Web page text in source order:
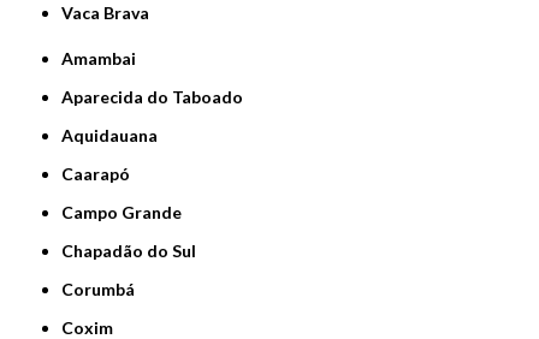
Vaca Brava
Amambai
Aparecida do Taboado
Aquidauana
Caarapó
Campo Grande
Chapadão do Sul
Corumbá
Coxim